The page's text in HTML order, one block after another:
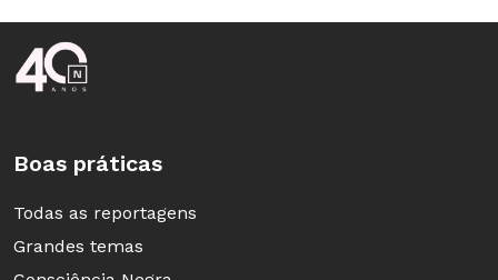
Rodapé da Nova Escola
Boas práticas
Todas as reportagens
Grandes temas